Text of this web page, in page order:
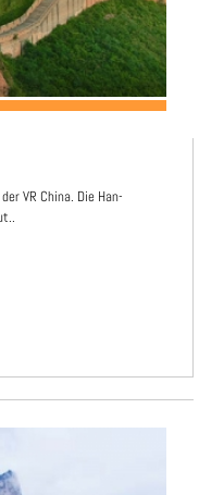
VR China. Die Han-